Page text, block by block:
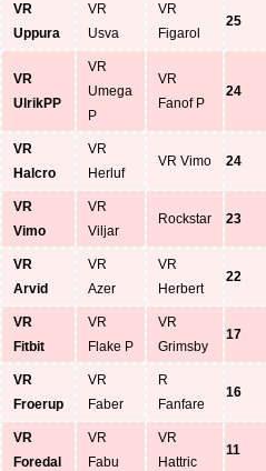
VR
Uppura
VR
Usva
VR
Figarol
25
VR
UlrikPP
VR
Umega
P
VR
Fanof P
24
VR
Halcro
VR
Herluf
VR Vimo 24
VR
Vimo
VR
Viljar
Rockstar 23
VR
Arvid
VR
Azer
VR
Herbert
22
VR
Fitbit
VR
Flake P
VR
Grimsby
17
VR
Froerup
VR
Faber
R
Fanfare
16
VR
Foredal
VR
Fabu
VR
Hattric
11